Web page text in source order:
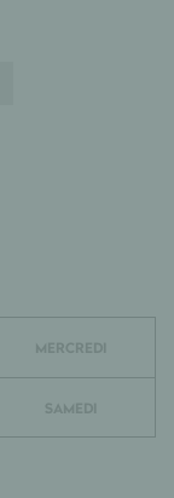
MERCREDI
SAMEDI